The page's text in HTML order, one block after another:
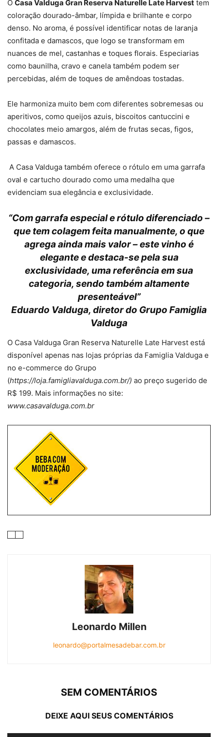
O Casa Valduga Gran Reserva Naturelle Late Harvest tem
coloração dourado-âmbar, límpida e brilhante e corpo
denso. No aroma, é possível identificar notas de laranja
confitada e damascos, que logo se transformam em
nuances de mel, castanhas e toques florais. Especiarias
como baunilha, cravo e canela também podem ser
percebidas, além de toques de amêndoas tostadas.
Ele harmoniza muito bem com diferentes sobremesas ou
aperitivos, como queijos azuis, biscoitos cantuccini e
chocolates meio amargos, além de frutas secas, figos,
passas e damascos.
A Casa Valduga também oferece o rótulo em uma garrafa
oval e cartucho dourado como uma medalha que
evidenciam sua elegância e exclusividade.
“Com garrafa especial e rótulo diferenciado –
que tem colagem feita manualmente, o que
agrega ainda mais valor – este vinho é
elegante e destaca-se pela sua
exclusividade, uma referência em sua
categoria, sendo também altamente
presenteável”
Eduardo Valduga, diretor do Grupo Famiglia
Valduga
O Casa Valduga Gran Reserva Naturelle Late Harvest está
disponível apenas nas lojas próprias da Famiglia Valduga e
no e-commerce do Grupo
(https://loja.famigliavalduga.com.br/) ao preço sugerido de
R$ 199. Mais informações no site:
www.casavalduga.com.br
Leonardo Millen
leonardo@portalmesadebar.com.br
SEM COMENTÁRIOS
DEIXE AQUI SEUS COMENTÁRIOS